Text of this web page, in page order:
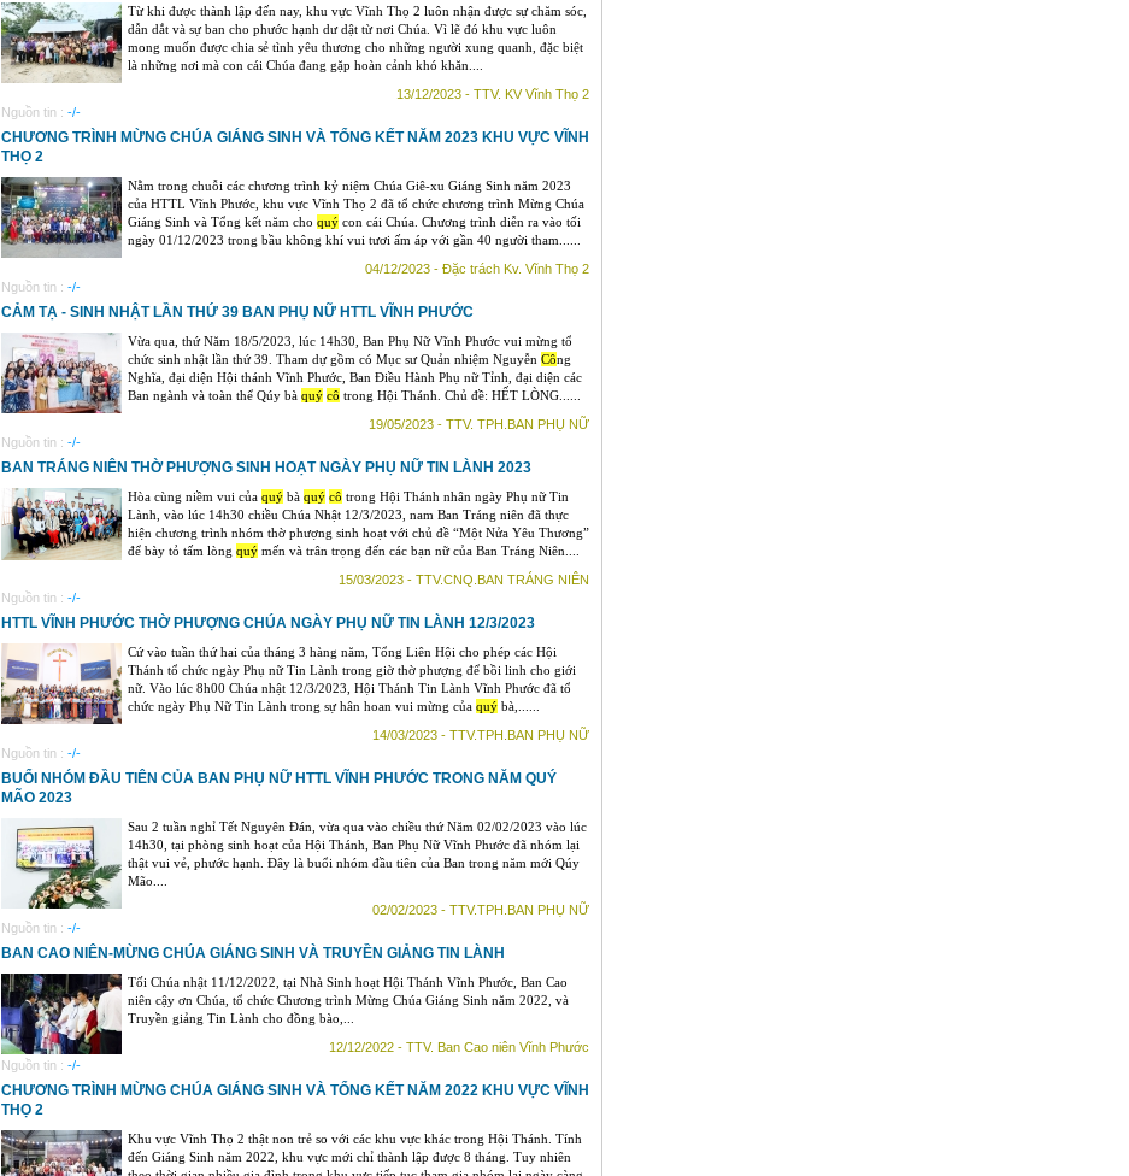
Từ khi được thành lập đến nay, khu vực Vĩnh Thọ 2 luôn nhận được sự chăm sóc,
dẫn dắt và sự ban cho phước hạnh dư dật từ nơi Chúa. Vì lẽ đó khu vực luôn
mong muốn được chia sẻ tình yêu thương cho những người xung quanh, đặc biệt
là những nơi mà con cái Chúa đang gặp hoàn cảnh khó khăn....
13/12/2023 - TTV. KV Vĩnh Thọ 2
Nguồn tin : -/-
CHƯƠNG TRÌNH MỪNG CHÚA GIÁNG SINH VÀ TỔNG KẾT NĂM 2023 KHU VỰC VĨNH
THỌ 2
Nằm trong chuỗi các chương trình kỷ niệm Chúa Giê-xu Giáng Sinh năm 2023
của HTTL Vĩnh Phước, khu vực Vĩnh Thọ 2 đã tổ chức chương trình Mừng Chúa
Giáng Sinh và Tổng kết năm cho quý con cái Chúa. Chương trình diễn ra vào tối
ngày 01/12/2023 trong bầu không khí vui tươi ấm áp với gần 40 người tham......
04/12/2023 - Đặc trách Kv. Vĩnh Thọ 2
Nguồn tin : -/-
CẢM TẠ - SINH NHẬT LẦN THỨ 39 BAN PHỤ NỮ HTTL VĨNH PHƯỚC
Vừa qua, thứ Năm 18/5/2023, lúc 14h30, Ban Phụ Nữ Vĩnh Phước vui mừng tổ
chức sinh nhật lần thứ 39. Tham dự gồm có Mục sư Quản nhiệm Nguyễn Công
Nghĩa, đại diện Hội thánh Vĩnh Phước, Ban Điều Hành Phụ nữ Tỉnh, đại diện các
Ban ngành và toàn thể Qúy bà quý cô trong Hội Thánh. Chủ đề: HẾT LÒNG......
19/05/2023 - TTV. TPH.BAN PHỤ NỮ
Nguồn tin : -/-
BAN TRÁNG NIÊN THỜ PHƯỢNG SINH HOẠT NGÀY PHỤ NỮ TIN LÀNH 2023
Hòa cùng niềm vui của quý bà quý cô trong Hội Thánh nhân ngày Phụ nữ Tin
Lành, vào lúc 14h30 chiều Chúa Nhật 12/3/2023, nam Ban Tráng niên đã thực
hiện chương trình nhóm thờ phượng sinh hoạt với chủ đề “Một Nửa Yêu Thương”
để bày tỏ tấm lòng quý mến và trân trọng đến các bạn nữ của Ban Tráng Niên....
15/03/2023 - TTV.CNQ.BAN TRÁNG NIÊN
Nguồn tin : -/-
HTTL VĨNH PHƯỚC THỜ PHƯỢNG CHÚA NGÀY PHỤ NỮ TIN LÀNH 12/3/2023
Cứ vào tuần thứ hai của tháng 3 hàng năm, Tổng Liên Hội cho phép các Hội
Thánh tổ chức ngày Phụ nữ Tin Lành trong giờ thờ phượng để bồi linh cho giới
nữ. Vào lúc 8h00 Chúa nhật 12/3/2023, Hội Thánh Tin Lành Vĩnh Phước đã tổ
chức ngày Phụ Nữ Tin Lành trong sự hân hoan vui mừng của quý bà,......
14/03/2023 - TTV.TPH.BAN PHỤ NỮ
Nguồn tin : -/-
BUỔI NHÓM ĐẦU TIÊN CỦA BAN PHỤ NỮ HTTL VĨNH PHƯỚC TRONG NĂM QUÝ
MÃO 2023
Sau 2 tuần nghỉ Tết Nguyên Đán, vừa qua vào chiều thứ Năm 02/02/2023 vào lúc
14h30, tại phòng sinh hoạt của Hội Thánh, Ban Phụ Nữ Vĩnh Phước đã nhóm lại
thật vui vẻ, phước hạnh. Đây là buổi nhóm đầu tiên của Ban trong năm mới Qúy
Mão....
02/02/2023 - TTV.TPH.BAN PHỤ NỮ
Nguồn tin : -/-
BAN CAO NIÊN-MỪNG CHÚA GIÁNG SINH VÀ TRUYỀN GIẢNG TIN LÀNH
Tối Chúa nhật 11/12/2022, tại Nhà Sinh hoạt Hội Thánh Vĩnh Phước, Ban Cao
niên cậy ơn Chúa, tổ chức Chương trình Mừng Chúa Giáng Sinh năm 2022, và
Truyền giảng Tin Lành cho đồng bào,...
12/12/2022 - TTV. Ban Cao niên Vĩnh Phước
Nguồn tin : -/-
CHƯƠNG TRÌNH MỪNG CHÚA GIÁNG SINH VÀ TỔNG KẾT NĂM 2022 KHU VỰC VĨNH
THỌ 2
Khu vực Vĩnh Thọ 2 thật non trẻ so với các khu vực khác trong Hội Thánh. Tính
đến Giáng Sinh năm 2022, khu vực mới chỉ thành lập được 8 tháng. Tuy nhiên